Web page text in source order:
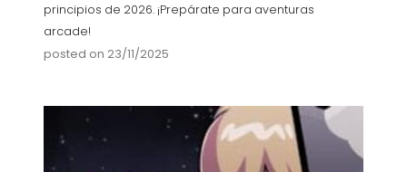
principios de 2026. ¡Prepárate para aventuras
arcade!
posted on 23/11/2025